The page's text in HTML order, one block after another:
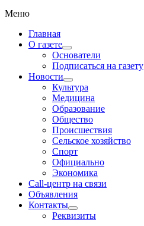
Меню
Главная
О газете
Основатели
Подписаться на газету
Новости
Культура
Медицина
Образование
Общество
Происшествия
Сельское хозяйство
Спорт
Официально
Экономика
Call-центр на связи
Объявления
Контакты
Реквизиты